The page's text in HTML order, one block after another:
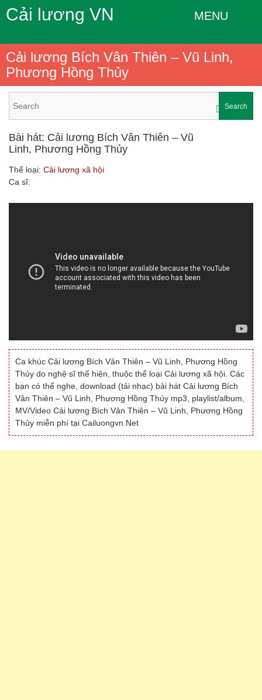
Cải lương VN MENU
Cải lương Bích Vân Thiên – Vũ Linh,
Phương Hồng Thủy
Search
Bài hát: Cải lương Bích Vân Thiên – Vũ
Linh, Phương Hồng Thủy
Thể loại: Cải lương xã hội
Ca sĩ:
Ca khúc Cải lương Bích Vân Thiên – Vũ Linh, Phương Hồng
Thủy do nghệ sĩ thể hiện, thuộc thể loại Cải lương xã hội. Các
bạn có thể nghe, download (tải nhạc) bài hát Cải lương Bích
Vân Thiên – Vũ Linh, Phương Hồng Thủy mp3, playlist/album,
MV/Video Cải lương Bích Vân Thiên – Vũ Linh, Phương Hồng
Thủy miễn phí tại Cailuongvn.Net